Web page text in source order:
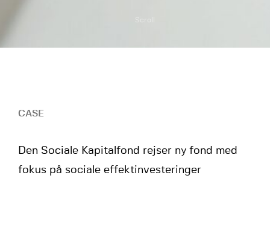
CASE
Den Sociale Kapitalfond rejser ny fond med
fokus på sociale effektinvesteringer